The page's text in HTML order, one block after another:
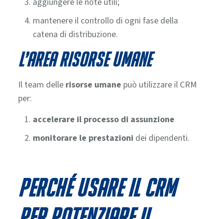
mantenere il controllo di ogni fase della
catena di distribuzione.
L’area risorse umane
Il team delle risorse umane può utilizzare il CRM
per:
accelerare il processo di assunzione
monitorare le prestazioni dei dipendenti.
Perché usare il CRM